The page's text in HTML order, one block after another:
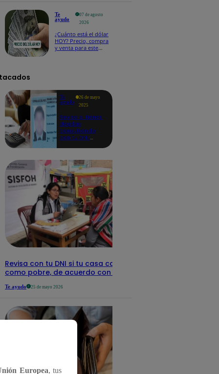
Te
ayudo
07 de agosto
2026
¿Cuánto está el dólar
HOY? Precio, compra
y venta para este
Te
ayudo
26 de mayo
2025
Revisa si tienes
deudas
consultando
con tu DNI:
Revisa con tu DNI si tu casa califica
como pobre, de acuerdo con el Sisfoh
Te ayudo 25 de mayo 2026
Europea, tus